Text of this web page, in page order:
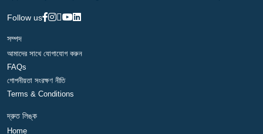
Follow us
সম্পদ
আমাদের সাথে যোগাযোগ করুন
FAQs
গোপনীয়তা সংরক্ষণ নীতি
Terms & Conditions
দ্রুত লিঙ্ক
Home